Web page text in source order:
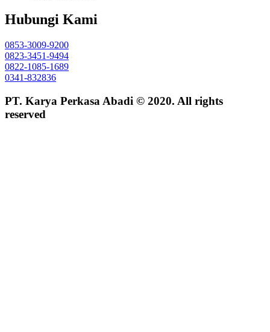
Hubungi Kami
0853-3009-9200
0823-3451-9494
0822-1085-1689
0341-832836
PT. Karya Perkasa Abadi © 2020. All rights
reserved